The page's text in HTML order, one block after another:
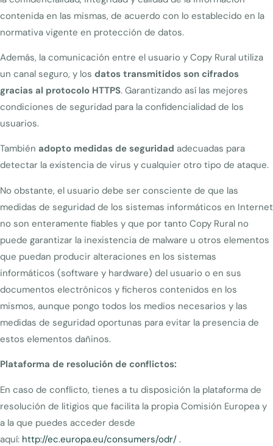
contenida en las mismas, de acuerdo con lo establecido en la
normativa vigente en protección de datos.
Además, la comunicación entre el usuario y Copy Rural utiliza
un canal seguro, y los datos transmitidos son cifrados
gracias al protocolo HTTPS. Garantizando así las mejores
condiciones de seguridad para la confidencialidad de los
usuarios.
También adopto medidas de seguridad adecuadas para
detectar la existencia de virus y cualquier otro tipo de ataque.
No obstante, el usuario debe ser consciente de que las
medidas de seguridad de los sistemas informáticos en Internet
no son enteramente fiables y que por tanto Copy Rural no
puede garantizar la inexistencia de malware u otros elementos
que puedan producir alteraciones en los sistemas
informáticos (software y hardware) del usuario o en sus
documentos electrónicos y ficheros contenidos en los
mismos, aunque pongo todos los medios necesarios y las
medidas de seguridad oportunas para evitar la presencia de
estos elementos dañinos.
Plataforma de resolución de conflictos:
En caso de conflicto, tienes a tu disposición la plataforma de
resolución de litigios que facilita la propia Comisión Europea y
a la que puedes acceder desde
aquí: http://ec.europa.eu/consumers/odr/ .